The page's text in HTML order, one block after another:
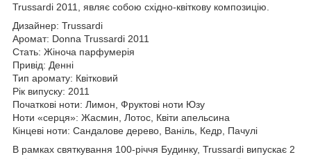
Trussardi 2011, являє собою східно-квіткову композицію.
Дизайнер: Trussardi
Аромат: Donna Trussardi 2011
Стать: Жіноча парфумерія
Привід: Денні
Тип аромату: Квітковий
Рік випуску: 2011
Початкові ноти: Лимон, Фруктові ноти Юзу
Ноти «серця»: Жасмин, Лотос, Квіти апельсина
Кінцеві ноти: Сандалове дерево, Ваніль, Кедр, Пачулі
В рамках святкування 100-річчя Будинку, Trussardi випускає 2